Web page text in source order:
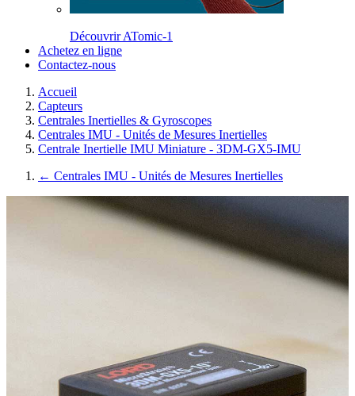
Découvrir ATomic-1
Achetez en ligne
Contactez-nous
Accueil
Capteurs
Centrales Inertielles & Gyroscopes
Centrales IMU - Unités de Mesures Inertielles
Centrale Inertielle IMU Miniature - 3DM-GX5-IMU
← Centrales IMU - Unités de Mesures Inertielles